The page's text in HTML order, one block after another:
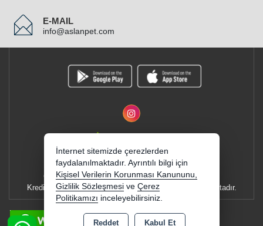
E-MAIL
info@aslanpet.com
Copyright 2026 aslanpet.com - Tüm hakları saklıdır.
Kredi kartı bilgileriniz 256bit SSL sertifikası ile korunmaktadır.
E-BÜLTEN
İnternet sitemizde çerezlerden
faydalanılmaktadır. Ayrıntılı bilgi için
Kişisel Verilerin Korunması Kanununu,
Gizlilik Sözleşmesi ve Çerez
Politikamızı inceleyebilirsiniz.
Reddet Kabul Et